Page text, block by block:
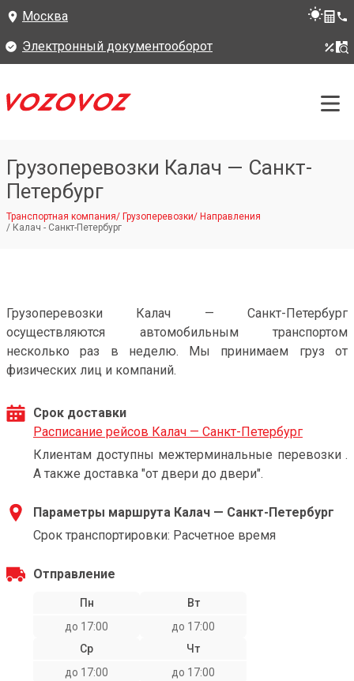
Москва
Электронный документооборот
Грузоперевозки Калач — Санкт-
Петербург
Транспортная компания/ Грузоперевозки/ Направления
/ Калач - Санкт-Петербург
Грузоперевозки Калач — Санкт-Петербург
осуществляются автомобильным транспортом
несколько раз в неделю. Мы принимаем груз от
физических лиц и компаний.
Срок доставки
Расписание рейсов Калач — Санкт-Петербург
Клиентам доступны межтерминальные перевозки .
А также доставка "от двери до двери".
Параметры маршрута Калач — Санкт-Петербург
Срок транспортировки: Расчетное время
Отправление
Пн
до 17:00
Вт
до 17:00
Ср
до 17:00
Чт
до 17:00